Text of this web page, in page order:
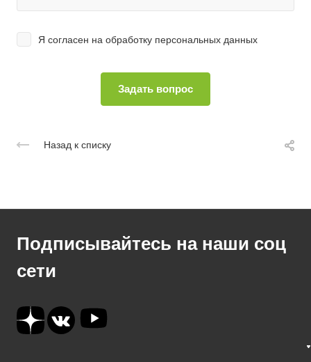
Я согласен на обработку персональных данных
Назад к списку
Подписывайтесь на наши соц
сети